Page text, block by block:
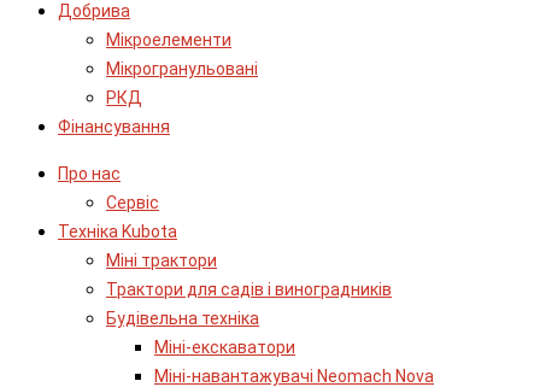
Добрива
Мікроелементи
Мікрогранульовані
РКД
Фінансування
Про нас
Сервіс
Технiка Kubota
Міні трактори
Трактори для садів і виноградників
Будівельна техніка
Міні-екскаватори
Міні-навантажувачі Neomach Nova